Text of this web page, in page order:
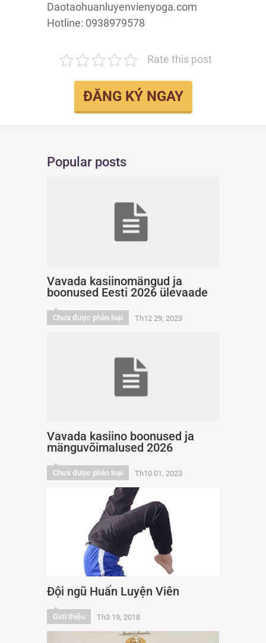
Daotaohuanluyenvienyoga.com
Hotline: 0938979578
Rate this post
ĐĂNG KÝ NGAY
Popular posts
Vavada kasiinomängud ja
boonused Eesti 2026 ülevaade
Chưa được phân loại Th12 29, 2023
Vavada kasiino boonused ja
mänguvõimalused 2026
Chưa được phân loại Th10 01, 2023
Đội ngũ Huấn Luyện Viên
Giới thiệu Th3 19, 2018